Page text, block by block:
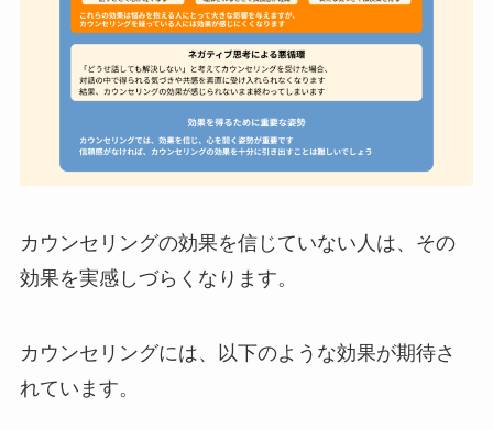
カウンセリングの効果を信じていない人は、その
効果を実感しづらくなります。
カウンセリングには、以下のような効果が期待さ
れています。